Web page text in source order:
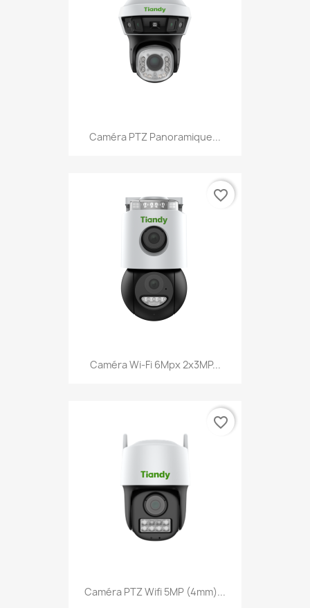
Caméra PTZ Panoramique...
Caméra Wi-Fi 6Mpx 2x3MP...
favorite_border
Caméra PTZ Wifi 5MP (4mm)...
favorite_border